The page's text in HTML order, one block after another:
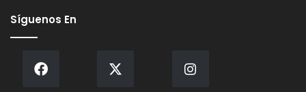
Síguenos En